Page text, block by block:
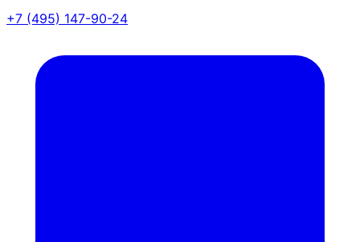
+7 (495) 147-90-24